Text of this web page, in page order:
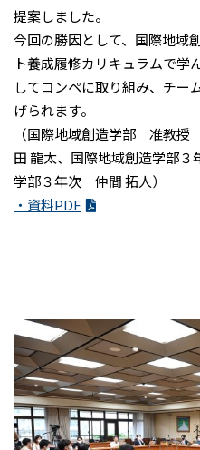
提案しました。
今回の勝因として、国際地域
ト養成履修カリキュラムで学
してコンペに取り組み、チー
げられます。
（国際地域創造学部 准教
田 龍太、国際地域創造学部
学部３年次 仲間 拓人）
・資料PDF